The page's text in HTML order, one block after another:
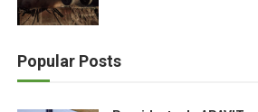
Popular Posts